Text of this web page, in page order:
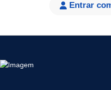
Entrar